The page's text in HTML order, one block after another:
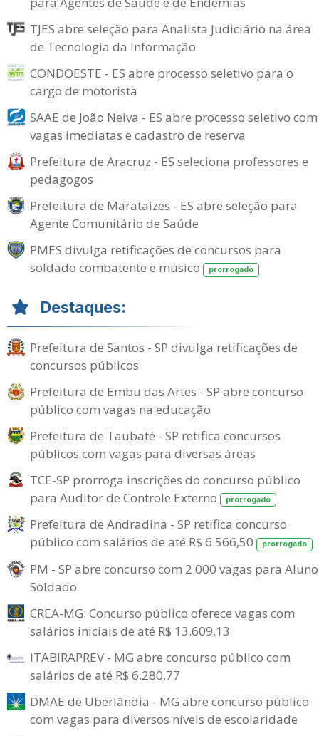
TJES abre seleção para Analista Judiciário na área
de Tecnologia da Informação
CONDOESTE - ES abre processo seletivo para o
cargo de motorista
SAAE de João Neiva - ES abre processo seletivo com
vagas imediatas e cadastro de reserva
Prefeitura de Aracruz - ES seleciona professores e
pedagogos
Prefeitura de Marataízes - ES abre seleção para
Agente Comunitário de Saúde
PMES divulga retificações de concursos para
soldado combatente e músico
prorrogado
Destaques:
Prefeitura de Santos - SP divulga retificações de
concursos públicos
Prefeitura de Embu das Artes - SP abre concurso
público com vagas na educação
Prefeitura de Taubaté - SP retifica concursos
públicos com vagas para diversas áreas
TCE-SP prorroga inscrições do concurso público
para Auditor de Controle Externo
prorrogado
Prefeitura de Andradina - SP retifica concurso
público com salários de até R$ 6.566,50
prorrogado
PM - SP abre concurso com 2.000 vagas para
Soldado
CREA-MG: Concurso público oferece vagas com
salários iniciais de até R$ 13.609,13
ITABIRAPREV - MG abre concurso público com
salários de até R$ 6.280,77
DMAE de Uberlândia - MG abre concurso público
com vagas para diversos níveis de escolaridade